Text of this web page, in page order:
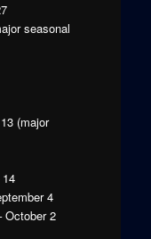
seasonal
(major
4
October 2